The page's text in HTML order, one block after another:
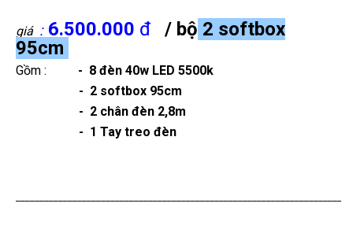
giá : 6.500.000 đ / bộ 2 softbox
95cm
Gồm : - 8 đèn 40w LED 5500k
- 2 softbox 95cm
- 2 chân đèn 2,8m
- 1 Tay treo đèn